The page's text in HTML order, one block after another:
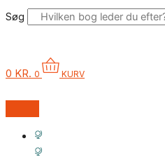
Søg
0 KR. 0 KURV